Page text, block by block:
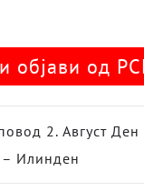
објави од
2. Август Ден
– Илинден